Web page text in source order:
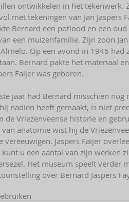
ontwikkelen in het tekenwerk.
met tekeningen van Jan Jaspers
Bernard een potlood en een
een muizenfamilie. Zijn zoon
Op een avond in 1946 had
Bernard pakte het materiaal
Faijer was geboren.
jaar had Bernard misschien nog
nadien heeft gemaakt, is niet
de Vriezenveense historie en
anatomie wist hij de
vereeuwigen. Jaspers Faijer
kunt u een aantal van zijn werken
Het museum speelt verder
over Bernard Jaspers